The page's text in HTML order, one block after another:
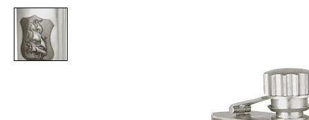
ПОДВЕСКИ И КРЕСТЫ
БРОШИ
ДЛЯ ЧАЯ
ДЛЯ КОФЕ
БРАСЛЕТЫ
КОЛЬЕ И ПОДВЕСКИ